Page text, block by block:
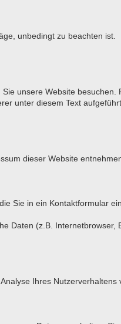
unbedingt zu beachten ist.
unsere Website
unter diesem Text
dieser Website
Sie in ein Kontaktformular
Daten (z.B. Internetbrowser,
Ihres Nutzerverhaltens